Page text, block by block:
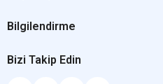
Bilgilendirme
Bizi Takip Edin